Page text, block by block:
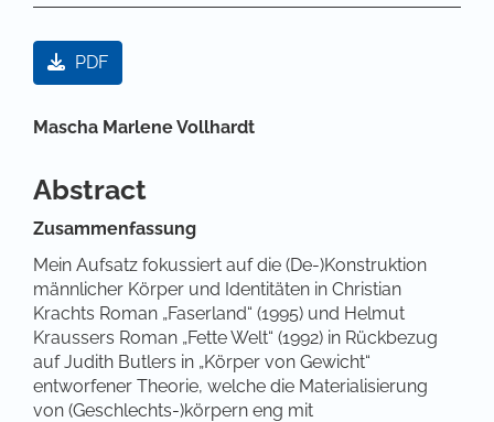
Artikel-Sidebar
PDF
Hauptsächlicher Artikelinhalt
Mascha Marlene Vollhardt
Abstract
Zusammenfassung
Mein Aufsatz fokussiert auf die (De-)Konstruktion
männlicher Körper und Identitäten in Christian
Krachts Roman „Faserland“ (1995) und Helmut
Kraussers Roman „Fette Welt“ (1992) in Rückbezug
auf Judith Butlers in „Körper von Gewicht“
entworfener Theorie, welche die Materialisierung
von (Geschlechts-)körpern eng mit